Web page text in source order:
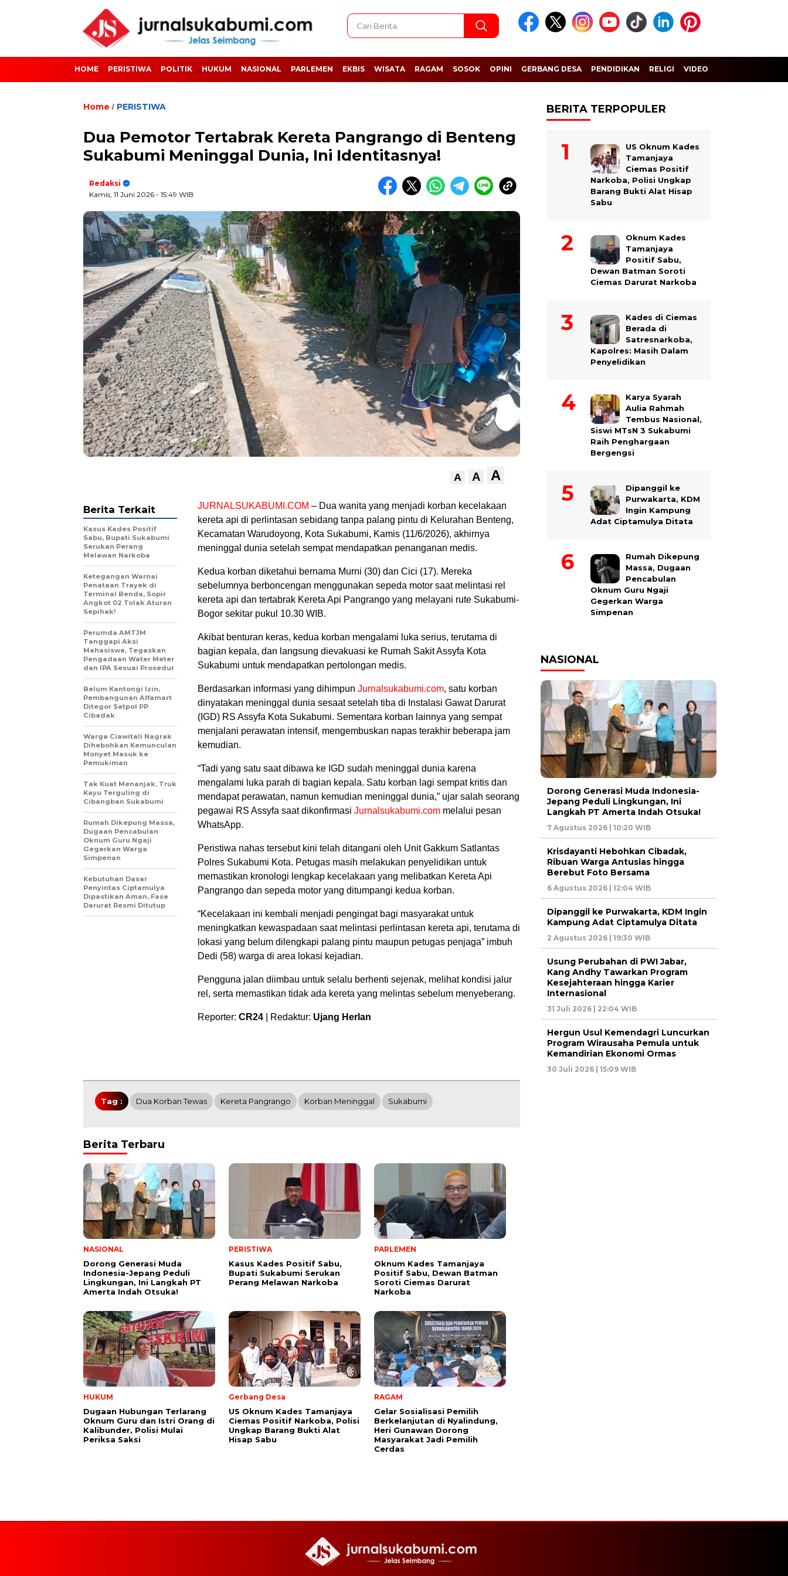
HOME PERISTIWA POLITIK HUKUM NASIONAL PARLEMEN EKBIS WISATA RAGAM SOSOK OPINI GERBANG DESA PENDIDIKAN RELIGI VIDEO
Home / PERISTIWA
Dua Pemotor Tertabrak Kereta Pangrango di Benteng
Sukabumi Meninggal Dunia, Ini Identitasnya!
Redaksi
Kamis, 11 Juni 2026 - 15:49 WIB
A A A
JURNALSUKABUMI.COM – Dua wanita yang menjadi korban kecelakaan
kereta api di perlintasan sebidang tanpa palang pintu di Kelurahan Benteng,
Kecamatan Warudoyong, Kota Sukabumi, Kamis (11/6/2026), akhirnya
meninggal dunia setelah sempat mendapatkan penanganan medis.
Kedua korban diketahui bernama Murni (30) dan Cici (17). Mereka
sebelumnya berboncengan menggunakan sepeda motor saat melintasi rel
kereta api dan tertabrak Kereta Api Pangrango yang melayani rute Sukabumi-
Bogor sekitar pukul 10.30 WIB.
Akibat benturan keras, kedua korban mengalami luka serius, terutama di
bagian kepala, dan langsung dievakuasi ke Rumah Sakit Assyfa Kota
Sukabumi untuk mendapatkan pertolongan medis.
Berdasarkan informasi yang dihimpun Jurnalsukabumi.com, satu korban
dinyatakan meninggal dunia sesaat setelah tiba di Instalasi Gawat Darurat
(IGD) RS Assyfa Kota Sukabumi. Sementara korban lainnya yang sempat
menjalani perawatan intensif, mengembuskan napas terakhir beberapa jam
kemudian.
“Tadi yang satu saat dibawa ke IGD sudah meninggal dunia karena
mengalami luka parah di bagian kepala. Satu korban lagi sempat kritis dan
mendapat perawatan, namun kemudian meninggal dunia,” ujar salah seorang
pegawai RS Assyfa saat dikonfirmasi Jurnalsukabumi.com melalui pesan
WhatsApp.
Peristiwa nahas tersebut kini telah ditangani oleh Unit Gakkum Satlantas
Polres Sukabumi Kota. Petugas masih melakukan penyelidikan untuk
memastikan kronologi lengkap kecelakaan yang melibatkan Kereta Api
Pangrango dan sepeda motor yang ditumpangi kedua korban.
“Kecelakaan ini kembali menjadi pengingat bagi masyarakat untuk
meningkatkan kewaspadaan saat melintasi perlintasan kereta api, terutama di
lokasi yang belum dilengkapi palang pintu maupun petugas penjaga” imbuh
Dedi (58) warga di area lokasi kejadian.
Pengguna jalan diimbau untuk selalu berhenti sejenak, melihat kondisi jalur
rel, serta memastikan tidak ada kereta yang melintas sebelum menyeberang.
Reporter: CR24 | Redaktur: Ujang Herlan
Berita Terkait
Kasus Kades Positif
Sabu, Bupati Sukabumi
Serukan Perang
Melawan Narkoba
Ketegangan Warnai
Penataan Trayek di
Terminal Benda, Sopir
Angkot 02 Tolak Aturan
Sepihak!
Perumda AMTJM
Tanggapi Aksi
Mahasiswa, Tegaskan
Pengadaan Water Meter
dan IPA Sesuai Prosedur
Belum Kantongi Izin,
Pembangunan Alfamart
Ditegor Satpol PP
Cibadak
Warga Ciawitali Nagrak
Dihebohkan Kemunculan
Monyet Masuk ke
Pemukiman
Tak Kuat Menanjak, Truk
Kayu Terguling di
Cibangban Sukabumi
Rumah Dikepung Massa,
Dugaan Pencabulan
Oknum Guru Ngaji
Gegerkan Warga
Simpenan
Kebutuhan Dasar
Penyintas Ciptamulya
Dipastikan Aman, Fase
Darurat Resmi Ditutup
Tag : Dua Korban Tewas Kereta Pangrango Korban Meninggal Sukabumi
Berita Terbaru
NASIONAL
Dorong Generasi Muda
Indonesia-Jepang Peduli
Lingkungan, Ini Langkah PT
Amerta Indah Otsuka!
PERISTIWA
Kasus Kades Positif Sabu,
Bupati Sukabumi Serukan
Perang Melawan Narkoba
PARLEMEN
Oknum Kades Tamanjaya
Positif Sabu, Dewan Batman
Soroti Ciemas Darurat
Narkoba
HUKUM
Dugaan Hubungan Terlarang
Oknum Guru dan Istri Orang di
Kalibunder, Polisi Mulai
Periksa Saksi
Gerbang Desa
US Oknum Kades Tamanjaya
Ciemas Positif Narkoba, Polisi
Ungkap Barang Bukti Alat
Hisap Sabu
RAGAM
Gelar Sosialisasi Pemilih
Berkelanjutan di Nyalindung,
Heri Gunawan Dorong
Masyarakat Jadi Pemilih
Cerdas
BERITA TERPOPULER
US Oknum Kades
Tamanjaya
Ciemas Positif
Narkoba, Polisi Ungkap
Barang Bukti Alat Hisap
Sabu
Oknum Kades
Tamanjaya
Positif Sabu,
Dewan Batman Soroti
Ciemas Darurat Narkoba
Kades di Ciemas
Berada di
Satresnarkoba,
Kapolres: Masih Dalam
Penyelidikan
Karya Syarah
Aulia Rahmah
Tembus Nasional,
Siswi MTsN 3 Sukabumi
Raih Penghargaan
Bergengsi
Dipanggil ke
Purwakarta, KDM
Ingin Kampung
Adat Ciptamulya Ditata
Rumah Dikepung
Massa, Dugaan
Pencabulan
Oknum Guru Ngaji
Gegerkan Warga
Simpenan
NASIONAL
Dorong Generasi Muda Indonesia-
Jepang Peduli Lingkungan, Ini
Langkah PT Amerta Indah Otsuka!
7 Agustus 2026 | 10:20 WIB
Krisdayanti Hebohkan Cibadak,
Ribuan Warga Antusias hingga
Berebut Foto Bersama
6 Agustus 2026 | 12:04 WIB
Dipanggil ke Purwakarta, KDM Ingin
Kampung Adat Ciptamulya Ditata
2 Agustus 2026 | 19:30 WIB
Usung Perubahan di PWI Jabar,
Kang Andhy Tawarkan Program
Kesejahteraan hingga Karier
Internasional
31 Juli 2026 | 22:04 WIB
Hergun Usul Kemendagri Luncurkan
Program Wirausaha Pemula untuk
Kemandirian Ekonomi Ormas
30 Juli 2026 | 15:09 WIB